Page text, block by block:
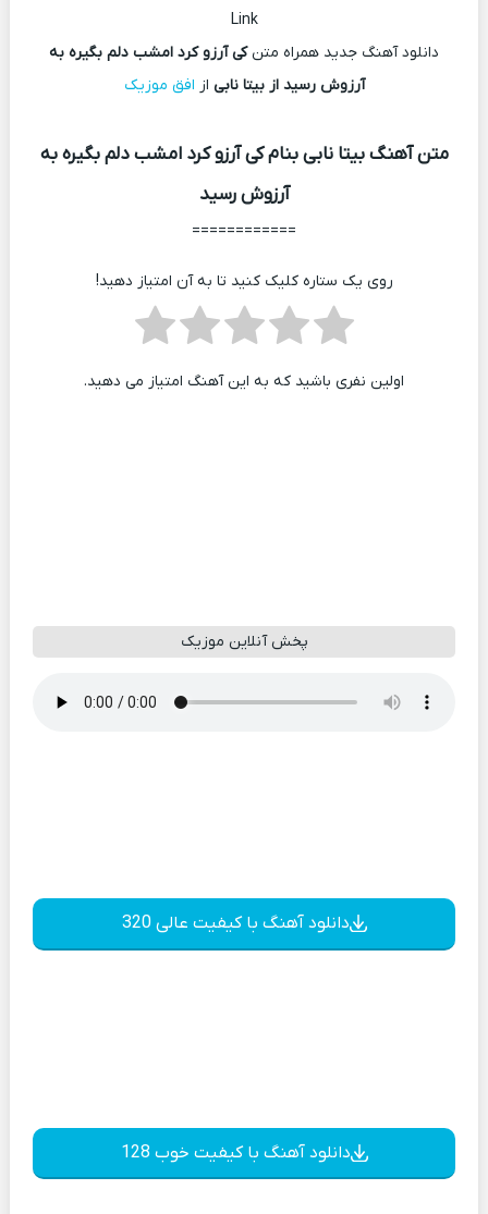
Link
دانلود آهنگ جدید همراه متنکی آرزو کرد امشب دلم بگیره به
آرزوش رسید از بیتا نابی از افق موزیک
متن آهنگ بیتا نابی بنام کی آرزو کرد امشب دلم بگیره به
آرزوش رسید
============
روی یک ستاره کلیک کنید تا به آن امتیاز دهید!
اولین نفری باشید که به این آهنگ امتیاز می دهید.
پخش آنلاین موزیک
دانلود آهنگ با کیفیت عالی 320
دانلود آهنگ با کیفیت خوب 128